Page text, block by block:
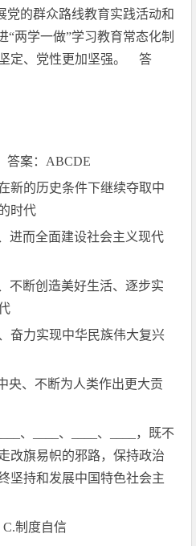
党的群众路线教育实践活动和
“两学一做”学习教育常态化制
定、党性更加坚强。 答
案： ABCDE
新的历史条件下继续夺取中
时代
进而全面建设社会主义现代
不断创造美好生活、逐步实
奋力实现中华民族伟大复兴
央、不断为人类作出更大贡
、 、 、
，既不
改旗易帜的邪路，保持政治
坚持和发展中国特色社会主
C.制度自信